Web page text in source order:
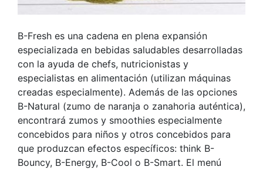
B-Fresh es una cadena en plena expansión
especializada en bebidas saludables desarrolladas
con la ayuda de chefs, nutricionistas y
especialistas en alimentación (utilizan máquinas
creadas especialmente). Además de las opciones
B-Natural (zumo de naranja o zanahoria auténtica),
encontrará zumos y smoothies especialmente
concebidos para niños y otros concebidos para
que produzcan efectos específicos: think B-
Bouncy, B-Energy, B-Cool o B-Smart. El menú